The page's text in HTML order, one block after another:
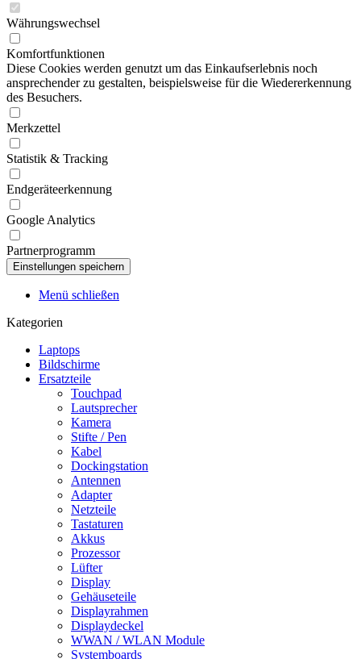
Währungswechsel
Komfortfunktionen
Diese Cookies werden genutzt um das Einkaufserlebnis noch
ansprechender zu gestalten, beispielsweise für die Wiedererkennung
des Besuchers.
Merkzettel
Statistik & Tracking
Endgeräteerkennung
Google Analytics
Partnerprogramm
Menü schließen
Kategorien
Laptops
Bildschirme
Ersatzteile
Touchpad
Lautsprecher
Kamera
Stifte / Pen
Kabel
Dockingstation
Antennen
Adapter
Netzteile
Tastaturen
Akkus
Prozessor
Lüfter
Display
Gehäuseteile
Displayrahmen
Displaydeckel
WWAN / WLAN Module
Systemboards